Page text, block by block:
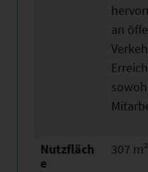
an
Nutzfläch
e
307 m²